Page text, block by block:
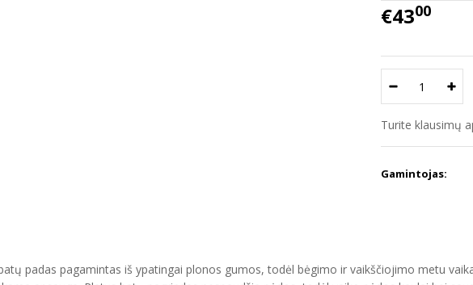
€4300
Turite klausimų
Gamintojas:
padas pagamintas iš ypatingai plonos gumos, todėl bėgimo ir vaikščiojimo metu